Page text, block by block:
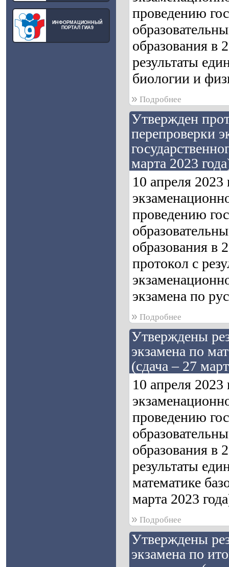
ИНФОРМАЦИОННЫЙ
ПОРТАЛ ГИА9
проведению
образования в
результаты
биологии и
»Подробнее
Утвержден
перепроверки
марта 2023
10 апреля 2023
проведению
образования в
протокол с
экзамена по
»Подробнее
Утверждены
экзамена по
(сдача – 27
10 апреля 2023
проведению
образования в
результаты
математике
марта 2023
»Подробнее
Утверждены
экзамена по